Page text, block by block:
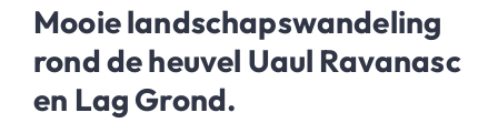
Mooie landschapswandeling
rond de heuvel Uaul Ravanasc
en Lag Grond.